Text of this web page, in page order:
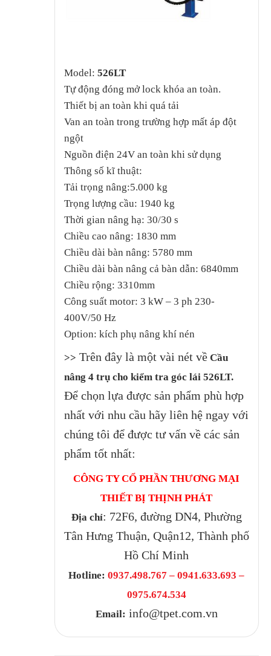
Model: 526LT
Tự động đóng mở lock khóa an toàn.
Thiết bị an toàn khi quá tải
Van an toàn trong trường hợp mất áp đột
ngột
Nguồn điện 24V an toàn khi sử dụng
Thông số kĩ thuật:
Tải trọng nâng:5.000 kg
Trọng lượng cầu: 1940 kg
Thời gian nâng hạ: 30/30 s
Chiều cao nâng: 1830 mm
Chiều dài bàn nâng: 5780 mm
Chiều dài bàn nâng cả bàn dẫn: 6840mm
Chiều rộng: 3310mm
Công suất motor: 3 kW – 3 ph 230-
400V/50 Hz
Option: kích phụ nâng khí nén
>> Trên đây là một vài nét vềCầu
nâng 4 trụ cho kiểm tra góc lái 526LT.
Để chọn lựa được sản phẩm phù hợp
nhất với nhu cầu hãy liên hệ ngay với
chúng tôi để được tư vấn về các sản
phẩm tốt nhất:
CÔNG TY CỔ PHẦN THƯƠNG MẠI
THIẾT BỊ THỊNH PHÁT
Địa chỉ: 72F6, đường DN4, Phường
Tân Hưng Thuận, Quận12, Thành phố
Hồ Chí Minh
Hotline: 0937.498.767 – 0941.633.693 –
0975.674.534
Email: info@tpet.com.vn